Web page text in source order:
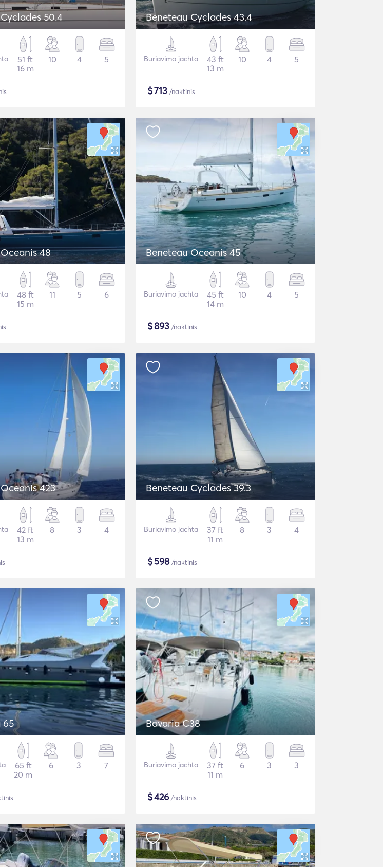
50.4
51 ft
16 m
10 4 5
Beneteau Cyclades 43.4
Buriavimo jachta
43 ft
13 m
10 4 5
$713 /naktinis
48
48 ft
15 m
11 5 6
Beneteau Oceanis 45
Buriavimo jachta
45 ft
14 m
10 4 5
$893 /naktinis
423
42 ft
13 m
8 3 4
Beneteau Cyclades 39.3
Buriavimo jachta
37 ft
11 m
8 3 4
$598/naktinis
65
65 ft
20 m
6 3 7
Bavaria C38
Buriavimo jachta
37 ft
11 m
6 3 3
$426/naktinis